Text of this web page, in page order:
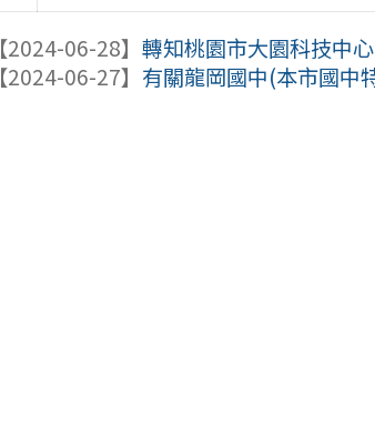
【2024-06-28】轉知桃園市大園科技中
【2024-06-27】 有關龍岡國中(本市國中